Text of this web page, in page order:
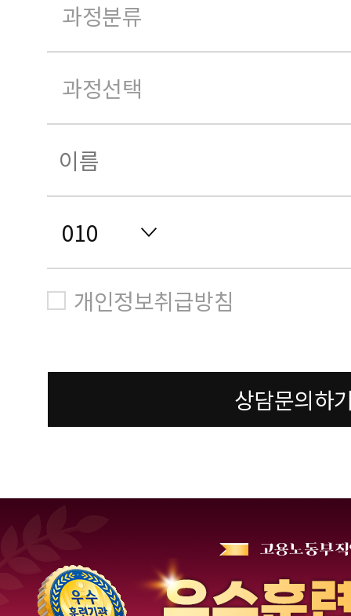
개인정보취급방침
상담문의하